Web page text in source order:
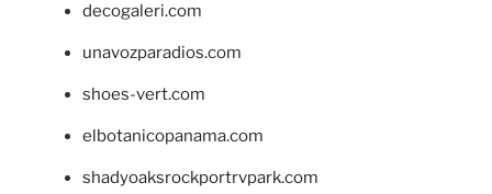
decogaleri.com
unavozparadios.com
shoes-vert.com
elbotanicopanama.com
shadyoaksrockportrvpark.com